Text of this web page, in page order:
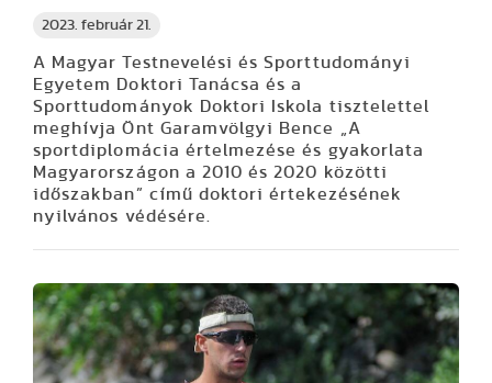
2023. február 21.
A Magyar Testnevelési és Sporttudományi
Egyetem Doktori Tanácsa és a
Sporttudományok Doktori Iskola tisztelettel
meghívja Önt Garamvölgyi Bence „A
sportdiplomácia értelmezése és gyakorlata
Magyarországon a 2010 és 2020 közötti
időszakban” című doktori értekezésének
nyilvános védésére.